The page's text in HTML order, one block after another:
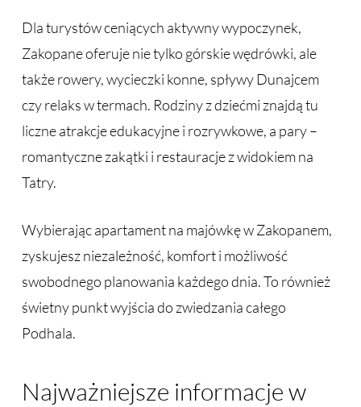
Dla turystów ceniących aktywny wypoczynek,
Zakopane oferuje nie tylko górskie wędrówki, ale
także rowery, wycieczki konne, spływy Dunajcem
czy relaks w termach. Rodziny z dziećmi znajdą tu
liczne atrakcje edukacyjne i rozrywkowe, a pary –
romantyczne zakątki i restauracje z widokiem na
Tatry.
Wybierając apartament na majówkę w Zakopanem,
zyskujesz niezależność, komfort i możliwość
swobodnego planowania każdego dnia. To również
świetny punkt wyjścia do zwiedzania całego
Podhala.
Najważniejsze informacje w